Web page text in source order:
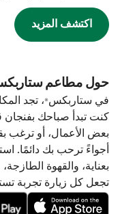
اكتشف المزيد
حول مطاعم
في ستاربكس®، تجد
كنت تبدأ صباحك بفنجان
بعض الأعمال، أو ترغب
أجواءً ترحب بك دائمًا.
بعناية، والقهوة
تجعل كل زيارة تجربة